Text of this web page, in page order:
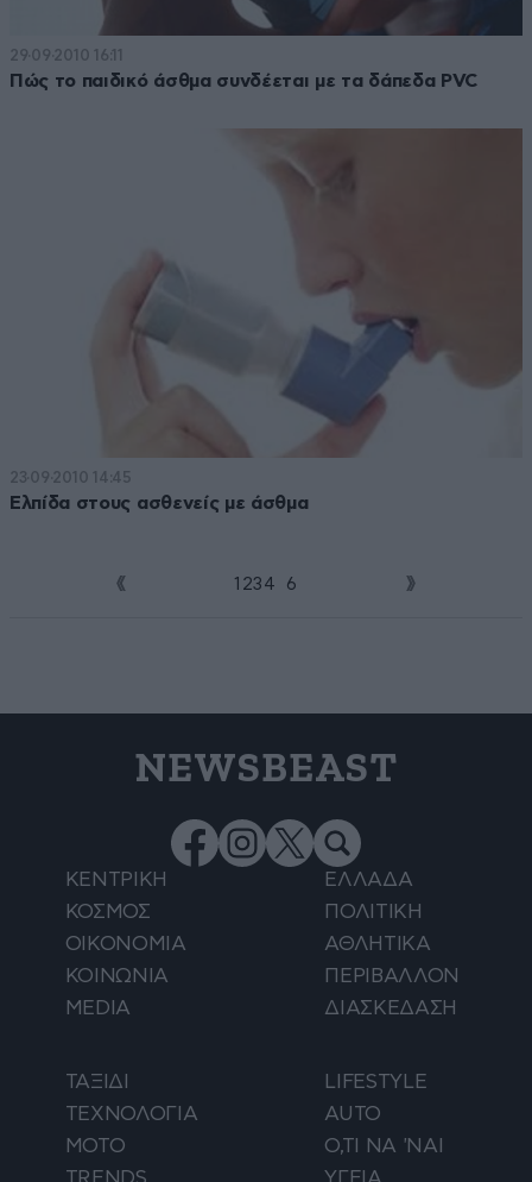
29·09·2010 16:11
Πώς το παιδικό άσθμα συνδέεται με τα δάπεδα PVC
23·09·2010 14:45
Ελπίδα στους ασθενείς με άσθμα
1 23 4 6
NEWSBEAST
ΚΕΝΤΡΙΚΗ
ΕΛΛΑΔΑ
ΚΟΣΜΟΣ
ΠΟΛΙΤΙΚΗ
ΟΙΚΟΝΟΜΙΑ
ΑΘΛΗΤΙΚΑ
ΚΟΙΝΩΝΙΑ
ΠΕΡΙΒΑΛΛΟΝ
MEDIA
ΔΙΑΣΚΕΔΑΣΗ
ΤΑΞΙΔΙ
LIFESTYLE
ΤΕΧΝΟΛΟΓΙΑ
AUTO
ΜΟΤΟ
Ο,ΤΙ ΝΑ 'ΝΑΙ
TRENDS
ΥΓΕΙΑ